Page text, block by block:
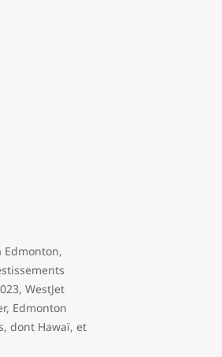
Edmonton,
WestJet
Edmonton
dont Hawaï, et